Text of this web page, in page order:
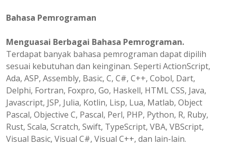
Bahasa Pemrograman
Menguasai Berbagai Bahasa Pemrograman.
Terdapat banyak bahasa pemrograman dapat dipilih
sesuai kebutuhan dan keinginan. Seperti ActionScript,
Ada, ASP, Assembly, Basic, C, C#, C++, Cobol, Dart,
Delphi, Fortran, Foxpro, Go, Haskell, HTML CSS, Java,
Javascript, JSP, Julia, Kotlin, Lisp, Lua, Matlab, Object
Pascal, Objective C, Pascal, Perl, PHP, Python, R, Ruby,
Rust, Scala, Scratch, Swift, TypeScript, VBA, VBScript,
Visual Basic, Visual C#, Visual C++, dan lain-lain.